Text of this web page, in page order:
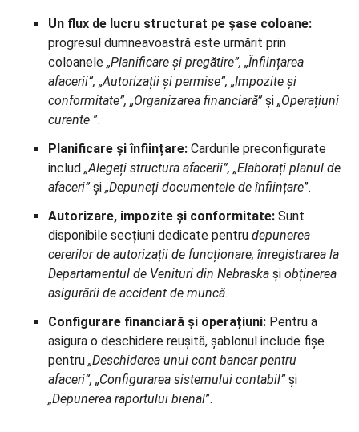
Un flux de lucru structurat pe șase coloane:
progresul dumneavoastră este urmărit prin
coloanele „Planificare și pregătire”, „Înființarea
afacerii”, „Autorizații și permise”, „Impozite și
conformitate”, „Organizarea financiară” și „Operațiuni
curente ”.
Planificare și înființare: Cardurile preconfigurate
includ „Alegeți structura afacerii”, „Elaborați planul de
afaceri” și „Depuneți documentele de înființare”.
Autorizare, impozite și conformitate: Sunt
disponibile secțiuni dedicate pentru depunerea
cererilor de autorizații de funcționare, înregistrarea la
Departamentul de Venituri din Nebraska și obținerea
asigurării de accident de muncă.
Configurare financiară și operațiuni: Pentru a
asigura o deschidere reușită, șablonul include fișe
pentru „Deschiderea unui cont bancar pentru
afaceri”, „Configurarea sistemului contabil” și
„Depunerea raportului bienal”.